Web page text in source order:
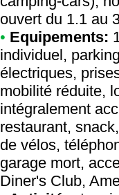
ouvert du 1.1 au
• Equipements:
individuel,
électriques,
mobilité réduite,
intégralement
restaurant,
de vélos,
garage mort,
Diner's Club,